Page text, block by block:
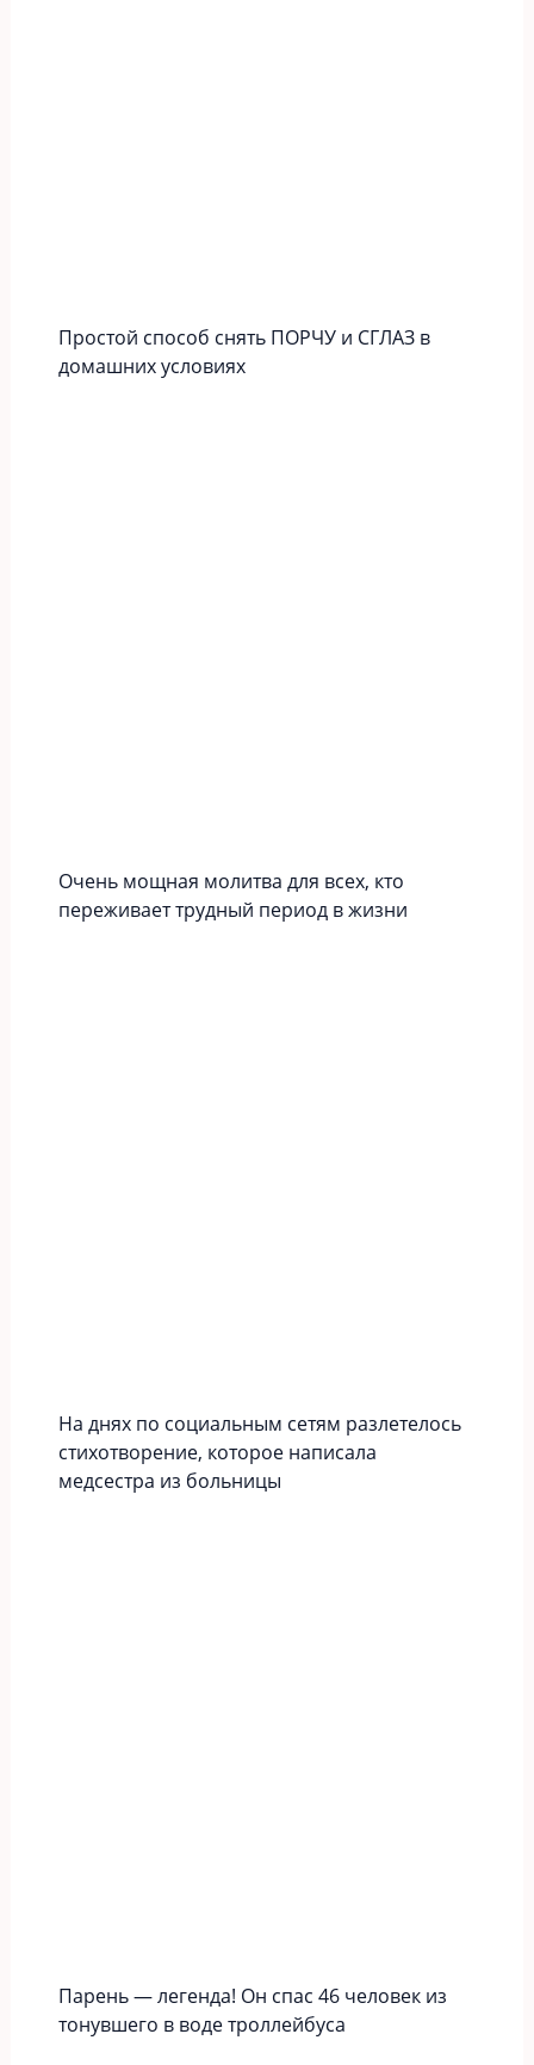
Простой способ снять ПОРЧУ и СГЛАЗ в
домашних условиях
Очень мощная молитва для всех, кто
переживает трудный период в жизни
На днях по социальным сетям разлетелось
стихотворение, которое написала
медсестра из больницы
Парень — легенда! Он спас 46 человек из
тонувшего в воде троллейбуса